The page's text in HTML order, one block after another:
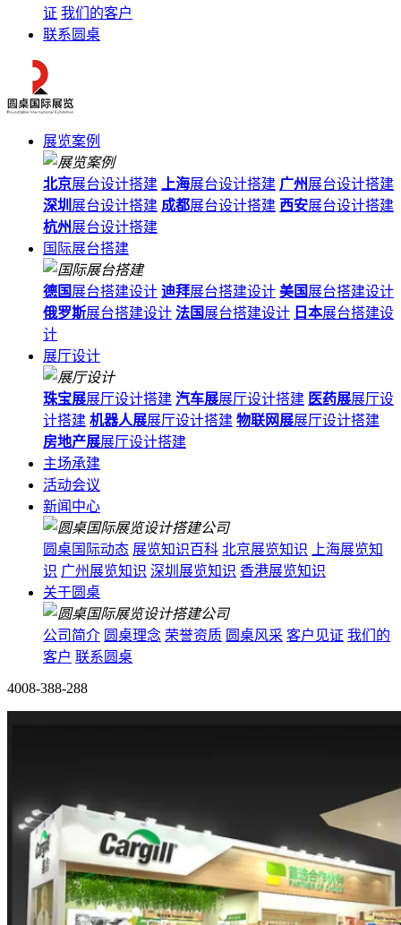
证 我们的客户
联系圆桌
展览案例
北京展台设计搭建 上海展台设计搭建 广州展台设计搭建
深圳 展台设计搭建 成都展台设计搭建 西安展台设计搭建
杭州展台设计搭建
国际展台搭建
德国 展台搭建设计 迪拜展台搭建设计 美国 展台搭建设计
俄罗斯展台搭建设计 法国 展台搭建设计 日本展台搭建设
计
展厅设计
珠宝展展厅设计搭建 汽车展展厅设计搭建 医药展展厅设
计搭建 机器人展展厅设计搭建 物联网展展厅设计搭建
房地产展展厅设计搭建
主场承建
活动会议
新闻中心
圆桌国际动态 展览知识百科 北京展览知识
上海展览知
识 广州展览知识 深圳展览知识 香港展览知识
关于圆桌
公司简介 圆桌理念 荣誉资质 圆桌风采 客户见证 我们的
客户 联系圆桌
4008-388-288